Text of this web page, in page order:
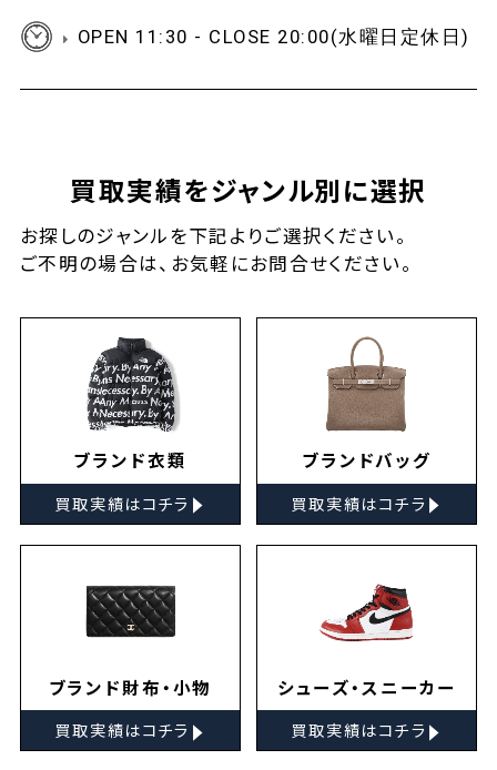
OPEN 11:30 - CLOSE 20:00(水曜日定休日)
買取実績をジャンル別に選択
お探しのジャンルを下記よりご選択ください。
ご不明の場合は、お気軽にお問合せください。
ブランド衣類
買取実績はコチラ ▸
ブランドバッグ
買取実績はコチラ ▸
ブランド財布・小物
買取実績はコチラ ▸
シューズ・スニーカー
買取実績はコチラ ▸